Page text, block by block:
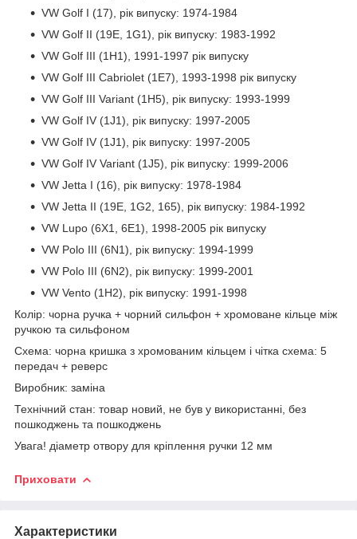
VW Golf I (17), рік випуску: 1974-1984
VW Golf II (19E, 1G1), рік випуску: 1983-1992
VW Golf III (1H1), 1991-1997 рік випуску
VW Golf III Cabriolet (1E7), 1993-1998 рік випуску
VW Golf III Variant (1H5), рік випуску: 1993-1999
VW Golf IV (1J1), рік випуску: 1997-2005
VW Golf IV (1J1), рік випуску: 1997-2005
VW Golf IV Variant (1J5), рік випуску: 1999-2006
VW Jetta I (16), рік випуску: 1978-1984
VW Jetta II (19E, 1G2, 165), рік випуску: 1984-1992
VW Lupo (6X1, 6E1), 1998-2005 рік випуску
VW Polo III (6N1), рік випуску: 1994-1999
VW Polo III (6N2), рік випуску: 1999-2001
VW Vento (1H2), рік випуску: 1991-1998
Колір: чорна ручка + чорний сильфон + хромоване кільце між
ручкою та сильфоном
Схема: чорна кришка з хромованим кільцем і чітка схема: 5
передач + реверс
Виробник: заміна
Технічний стан: товар новий, не був у використанні, без
пошкоджень та пошкоджень
Увага! діаметр отвору для кріплення ручки 12 мм
Приховати
Характеристики